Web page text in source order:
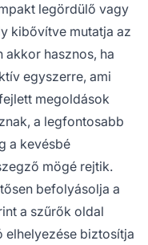
legördülő vagy
kibővítve mutatja az
akkor hasznos, ha
egyszerre, ami
megoldások
a legfontosabb
a kevésbé
mögé rejtik.
befolyásolja a
a szűrők oldal
elhelyezése biztosítja